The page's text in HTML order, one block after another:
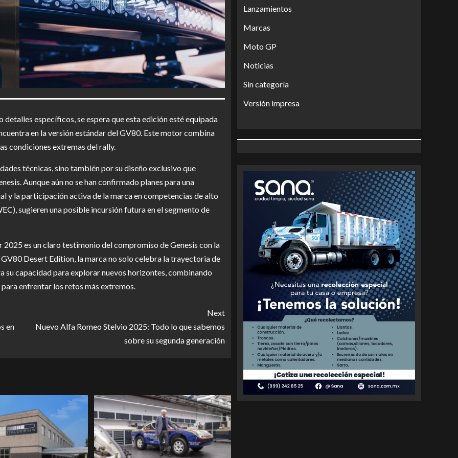
detalles específicos, se espera que esta edición esté equipada
en la versión estándar del GV80. Este motor combina
condiciones extremas del rally.
técnicas, sino también por su diseño exclusivo que
Aunque aún no se han confirmado planes para una
y la participación activa de la marca en competencias de alto
sugieren una posible incursión futura en el segmento de
es un claro testimonio del compromiso de Genesis con la
Desert Edition, la marca no solo celebra la trayectoria de
su capacidad para explorar nuevos horizontes, combinando
enfrentar los retos más extremos.
en
Next
Nuevo Alfa Romeo Stelvio 2025: Todo lo que sabemos
sobre su segunda generación
Lanzamientos
Marcas
Moto GP
Noticias
Sin categoría
Versión impresa